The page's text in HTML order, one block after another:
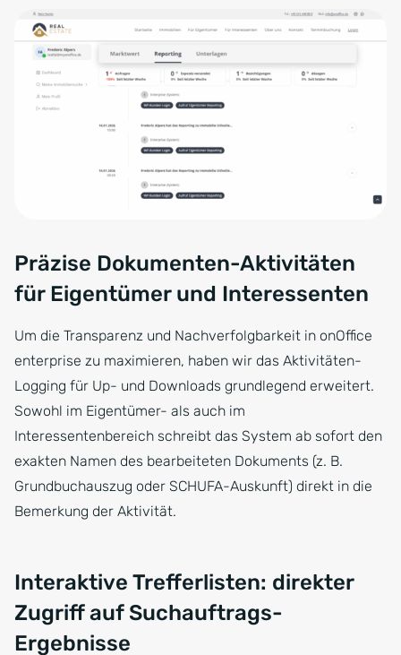
Präzise Dokumenten-Aktivitäten
für Eigentümer und Interessenten
Um die Transparenz und Nachverfolgbarkeit in onOffice
enterprise zu maximieren, haben wir das Aktivitäten-
Logging für Up- und Downloads grundlegend erweitert.
Sowohl im Eigentümer- als auch im
Interessentenbereich schreibt das System ab sofort den
exakten Namen des bearbeiteten Dokuments (z. B.
Grundbuchauszug oder SCHUFA-Auskunft) direkt in die
Bemerkung der Aktivität.
Interaktive Trefferlisten: direkter
Zugriff auf Suchauftrags-
Ergebnisse